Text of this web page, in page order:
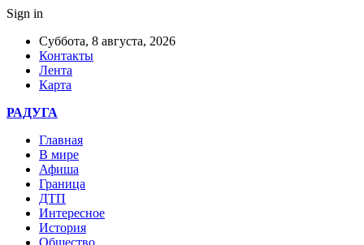
Sign in
Суббота, 8 августа, 2026
Контакты
Лента
Карта
РАДУГА
Главная
В мире
Афиша
Граница
ДТП
Интересное
История
Общество